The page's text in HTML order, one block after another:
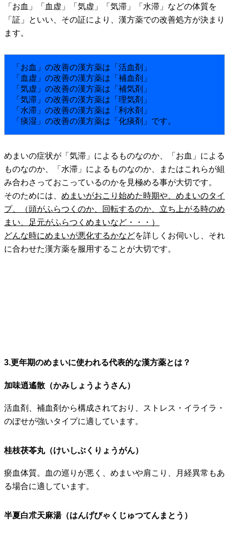
「お血」「血虚」「気虚」「気滞」「水滞」などの体質を
「証」といい、その証により、漢方薬での改善処方が決まり
ます。
「お血」の改善の漢方薬は「活血剤」
「血虚」の改善の漢方薬は「補血剤」
「気虚」の改善の漢方薬は「補気剤」
「気滞」の改善の漢方薬は「理気剤」
「水滞」の改善の漢方薬は「利水剤」
「痰湿」の改善の漢方薬は「化痰剤」です。
めまいの症状が「気滞」によるものなのか、「お血」による
ものなのか、「水滞」によるものなのか、またはこれらが組
み合わさっておこっているのかを見極める事が大切です。
そのためには、 めまいがおこり始めた時期や、めまいのタイ
プ、（頭がふらつくのか、回転するのか、立ち上がる時のめ
まい、足元がふらつくめまいなど・・・）
どんな時にめまいが悪化するかなどを詳しくお伺いし、それ
に合わせた漢方薬を服用することが大切です。
3.更年期のめまいに使われる代表的な漢方薬とは？
加味逍遙散（かみしょうようさん）
活血剤、補血剤から構成されており、ストレス・イライラ・
のぼせが強いタイプに適しています。
桂枝茯苓丸（けいしぶくりょうがん）
瘀血体質。血の巡りが悪く、めまいや肩こり、月経異常もあ
る場合に適しています。
半夏白朮天麻湯（はんげびゃくじゅつてんまとう）